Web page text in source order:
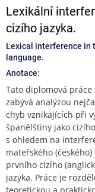
Lexikální
cizího jazyka.
Lexical interference in
language.
Anotace:
Tato diplomová práce
zabývá analýzou
chyb vznikajících při
španělštiny jako
s ohledem na
mateřského (českého)
prvního cizího
jazyka. Práce je
teoretickou a